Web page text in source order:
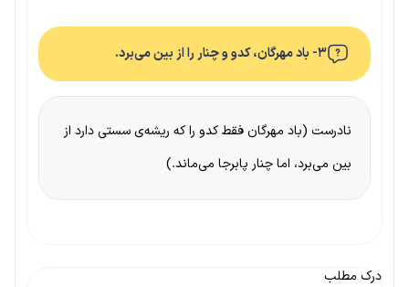
۳- باد مهرگان، کدو و چنار را از بین می‌برد.
نادرست (باد مهرگان فقط کدو را که ریشه‌ی سستی دارد از
بین می‌برد، اما چنار پابرجا می‌ماند.)
درک مطلب